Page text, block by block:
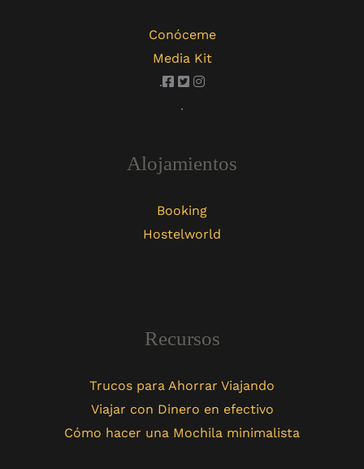
Conóceme
Media Kit
.
.
Alojamientos
Booking
Hostelworld
Recursos
Trucos para Ahorrar Viajando
Viajar con Dinero en efectivo
Cómo hacer una Mochila minimalista